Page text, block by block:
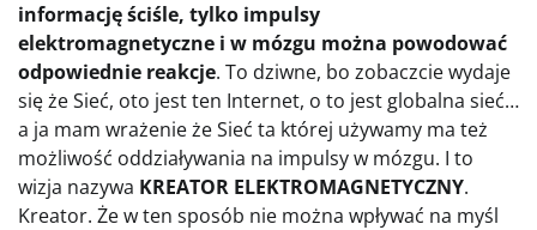
informację ściśle, tylko impulsy
elektromagnetyczne i w mózgu można powodować
odpowiednie reakcje. To dziwne, bo zobaczcie wydaje
się że Sieć, oto jest ten Internet, o to jest globalna sieć…
a ja mam wrażenie że Sieć ta której używamy ma też
możliwość oddziaływania na impulsy w mózgu. I to
wizja nazywa KREATOR ELEKTROMAGNETYCZNY.
Kreator. Że w ten sposób nie można wpływać na myśl